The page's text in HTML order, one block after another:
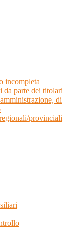
incompleta
da parte dei titolari
di
provinciali